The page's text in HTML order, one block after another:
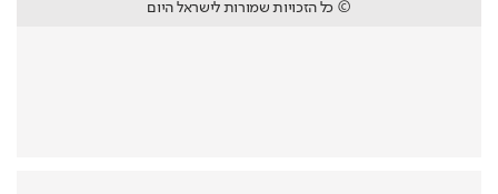
© כל הזכויות שמורות לישראל היום